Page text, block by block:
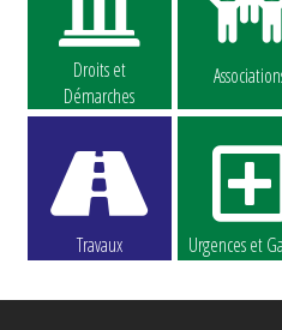
Droits et
Démarches
Travaux Urgences et